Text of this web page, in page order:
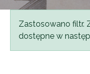
Komunikat
Zastosowano filtr.
dostępne w